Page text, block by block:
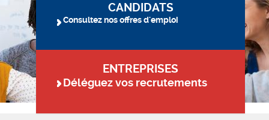
CANDIDATS
Consultez nos offres d'emploi
ENTREPRISES
Déléguez vos recrutements